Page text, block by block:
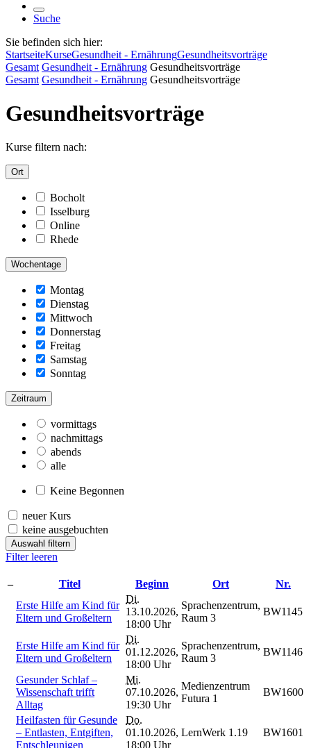
Suche
Sie befinden sich hier:
StartseiteKurseGesundheit - ErnährungGesundheitsvorträge
Gesamt Gesundheit - Ernährung Gesundheitsvorträge
Gesamt Gesundheit - Ernährung Gesundheitsvorträge
Gesundheitsvorträge
Kurse filtern nach:
Ort
Bocholt
Isselburg
Online
Rhede
Wochentage
Montag
Dienstag
Mittwoch
Donnerstag
Freitag
Samstag
Sonntag
Zeitraum
vormittags
nachmittags
abends
alle
Keine Begonnen
neuer Kurs
keine ausgebuchten
Auswahl filtern
Filter leeren
– Titel Beginn Ort
Nr.
Erste Hilfe am Kind für
Eltern und Großeltern
Di.
13.10.2026,
18:00 Uhr
Sprachenzentrum,
Raum 3
BW1145
Erste Hilfe am Kind für
Eltern und Großeltern
Di.
01.12.2026,
18:00 Uhr
Sprachenzentrum,
Raum 3
BW1146
Gesunder Schlaf –
Wissenschaft trifft
Alltag
Mi.
07.10.2026,
19:30 Uhr
Medienzentrum
Futura 1
BW1600
Heilfasten für Gesunde
– Entlasten, Entgiften,
Entschleunigen
Do.
01.10.2026,
18:00 Uhr
LernWerk 1.19 BW1601